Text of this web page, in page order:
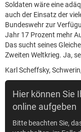
Soldaten wäre eine
auch der Einsatz der
Bundeswehr zur
Jahr 17 Prozent mehr
Das sucht seines
Zweiten Weltkrieg. Ja,
Karl Scheffsky,
Hier können Sie
online aufgeben
Bitte beachten Sie,